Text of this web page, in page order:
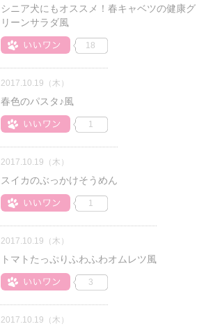
シニア犬にもオススメ！春キャベツの健康グ
リーンサラダ風
18
2017.10.19（木）
春色のパスタ♪風
1
2017.10.19（木）
スイカのぶっかけそうめん
1
2017.10.19（木）
トマトたっぷりふわふわオムレツ風
3
2017.10.19（木）